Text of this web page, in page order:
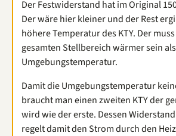
Der Festwiderstand hat im Original
Der wäre hier kleiner und der Rest
höhere Temperatur des KTY. Der
gesamten Stellbereich wärmer sein
Umgebungstemperatur.
Damit die Umgebungstemperatur
braucht man einen zweiten KTY der
wird wie der erste. Dessen
regelt damit den Strom durch den